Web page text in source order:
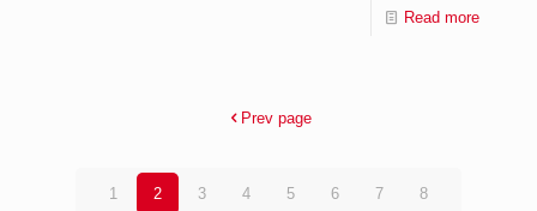
Read more
Prev page
1 2 3 4 5 6 7 8